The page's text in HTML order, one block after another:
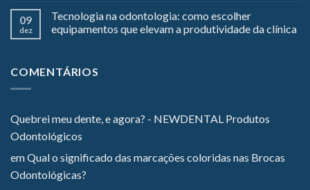
09
dez
Tecnologia na odontologia: como escolher
equipamentos que elevam a produtividade da clínica
COMENTÁRIOS
Quebrei meu dente, e agora? - NEWDENTAL Produtos
Odontológicos
emQual o significado das marcações coloridas nas Brocas
Odontológicas?